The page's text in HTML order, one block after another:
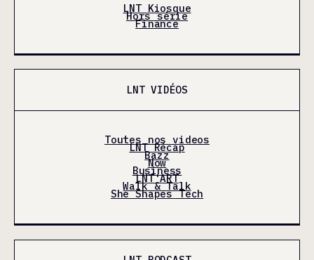
LNT Kiosque
Hors série
Finance
LNT VIDÉOS
Toutes nos videos
LNT Récap
Bazz
Now
Business
LNT'ART
Walk & Talk
She Shapes Tech